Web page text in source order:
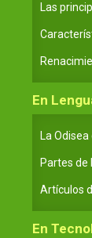
Las
En
La
Partes de
Artículos
En